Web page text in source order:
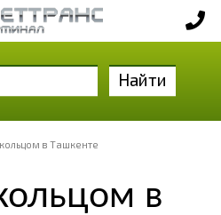
Найти
в Ташкенте
в